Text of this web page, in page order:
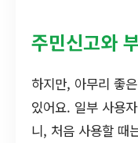
주민신고와
하지만, 아무리 좋
있어요. 일부 사용
니, 처음 사용할 때